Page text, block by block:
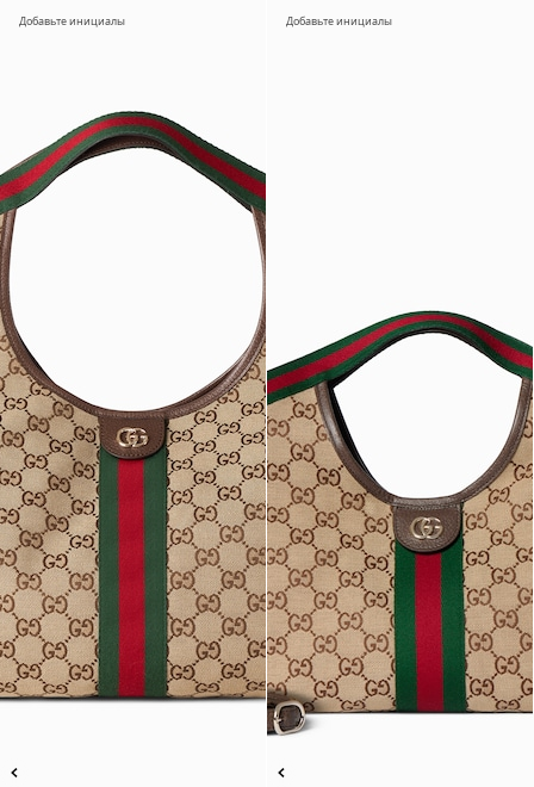
Добавьте инициалы Добавьте инициалы